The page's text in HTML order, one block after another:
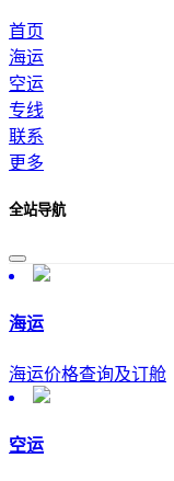
首页
海运
空运
专线
联系
更多
全站导航
海运
海运价格查询及订舱
空运